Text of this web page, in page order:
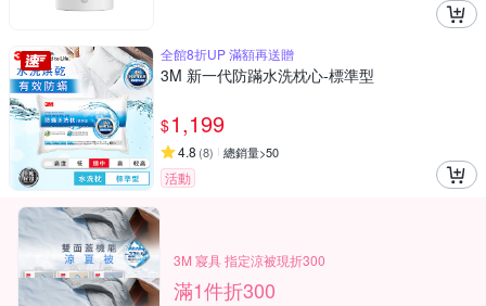
全館8折UP 滿額再送贈
3M 新一代防蹣水洗枕心-標準型
$1,199
4.8 (8) 總銷量>50
活動
3M 寢具 指定涼被現折300
滿1件折300